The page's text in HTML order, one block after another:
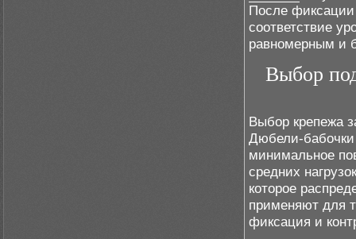
После фиксации
соответствие
равномерным и
Выбор
Выбор крепежа
Дюбели-бабочки
минимальное
средних
которое
применяют для
фиксация и